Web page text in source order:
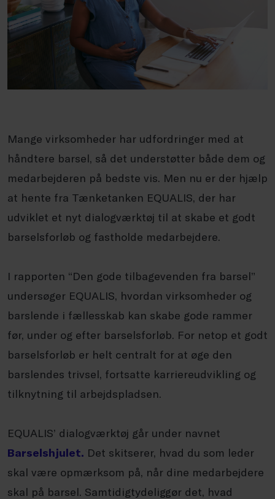
Mange virksomheder har udfordringer med at
håndtere barsel, så det understøtter både dem og
medarbejderen på bedste vis. Men nu er der hjælp
at hente fra Tænketanken EQUALIS, der har
udviklet et nyt dialogværktøj til at skabe et godt
barselsforløb og fastholde medarbejdere.
I rapporten “Den gode tilbagevenden fra barsel”
undersøger EQUALIS, hvordan virksomheder og
barslende i fællesskab kan skabe gode rammer
før, under og efter barselsforløb. For netop et godt
barselsforløb er helt centralt for at øge den
barslendes trivsel, fortsatte karriereudvikling og
tilknytning til arbejdspladsen.
EQUALIS’ dialogværktøj går under navnet
Barselshjulet. Det skitserer, hvad du som leder
skal være opmærksom på, når dine medarbejdere
skal på barsel. Samtidigtydeliggør det, hvad